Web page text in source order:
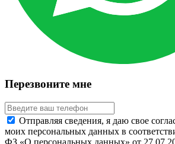
Перезвоните мне
Отправляя сведения, я даю свое
моих персональных данных в
ФЗ «О персональных данных» от